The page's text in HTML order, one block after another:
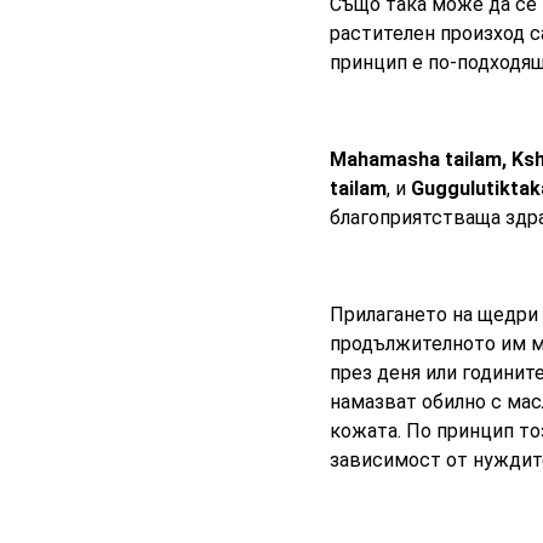
Също така може да се
растителен произход
принцип е по-
Mahamashа tailam,
tailam, и
благоприятстваща
Прилагането на
продължителното им
през деня или
намазват обилно с
кожата. По принцип
зависимост от